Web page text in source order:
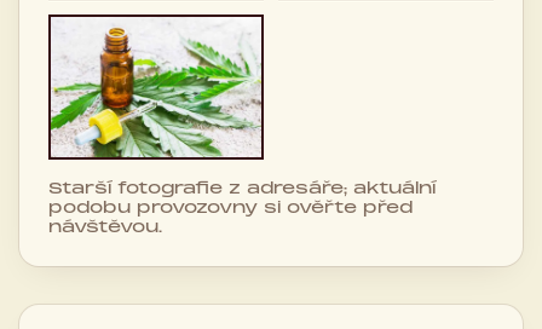
Starší fotografie z adresáře; aktuální
podobu provozovny si ověřte před
návštěvou.